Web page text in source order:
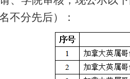
不分先后）：